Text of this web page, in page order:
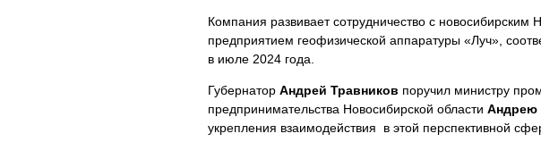
Компания развивает сотрудничество с новосибирским
предприятием геофизической аппаратуры «Луч»,
в июле 2024 года.
Губернатор Андрей Травников поручил министру
предпринимательства Новосибирской области Андрею
укрепления взаимодействия в этой перспективной